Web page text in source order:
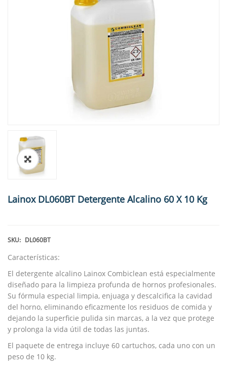
🔍
Lainox DL060BT Detergente Alcalino 60 X 10 Kg
SKU: DL060BT
Características:
El detergente alcalino Lainox Combiclean está especialmente
diseñado para la limpieza profunda de hornos profesionales.
Su fórmula especial limpia, enjuaga y descalcifica la cavidad
del horno, eliminando eficazmente los residuos de comida y
dejando la superficie pulida sin marcas, a la vez que protege
y prolonga la vida útil de todas las juntas.
El paquete de entrega incluye 60 cartuchos, cada uno con un
peso de 10 kg.